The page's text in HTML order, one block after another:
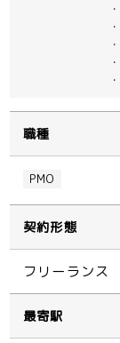
職種
PMO
契約形態
フリーランス
最寄駅